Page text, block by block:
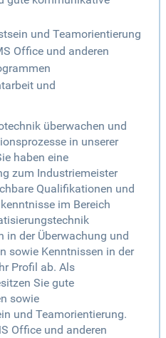
und Teamorientierung
Office und anderen
und
überwachen und
in unserer
haben eine
zum Industriemeister
Qualifikationen und
im Bereich
in der Überwachung und
sowie Kenntnissen in der
Profil ab. Als
Sie gute
sowie
und Teamorientierung.
Office und anderen